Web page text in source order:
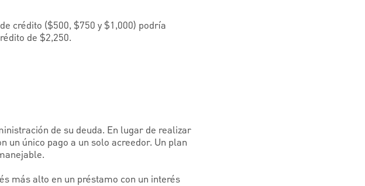
crédito ($500, $750 y $1,000) podría
de $2,250.
de su deuda. En lugar de realizar
un único pago a un solo acreedor. Un plan
más alto en un préstamo con un interés